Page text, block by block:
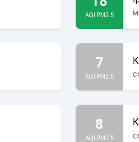
AQI PM2.5
7
AQI PM2.5
8
AQI PM2.5